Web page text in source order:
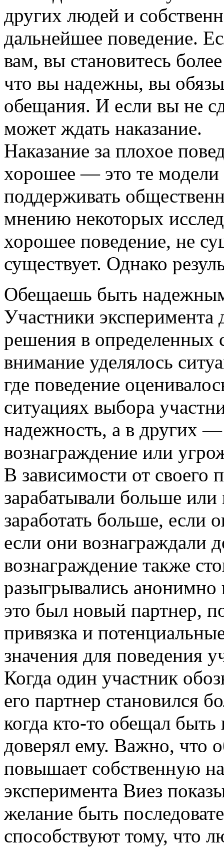
других людей и
дальнейшее поведение.
вам, вы становитесь
что вы надежны, вы
обещания. И если вы не
может ждать наказание.
Наказание за плохое
хорошее — это те модели
поддерживать
мнению некоторых
хорошее поведение, не
существует. Однако
Обещаешь быть
Участники
решения в определенных
внимание уделялось
где поведение
ситуациях выбора
надежность, а в других
вознаграждение или
В зависимости от своего
зарабатывали больше
заработать больше, если
если они вознаграждали
вознаграждение также
разыгрывались
это был новый партнер,
привязка и
значения для поведения
Когда один участник
его партнер становился
когда кто-то обещал
доверял ему. Важно, что
повышает собственную
эксперимента Виез
желание быть
способствуют тому, что